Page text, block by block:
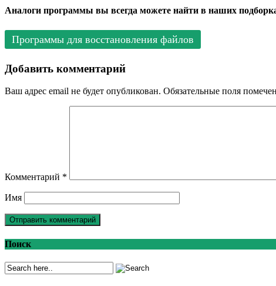
Аналоги программы вы всегда можете найти в наших
Программы для восстановления файлов
Добавить комментарий
Ваш адрес email не будет опубликован. Обязательные поля
Комментарий *
Имя
Поиск